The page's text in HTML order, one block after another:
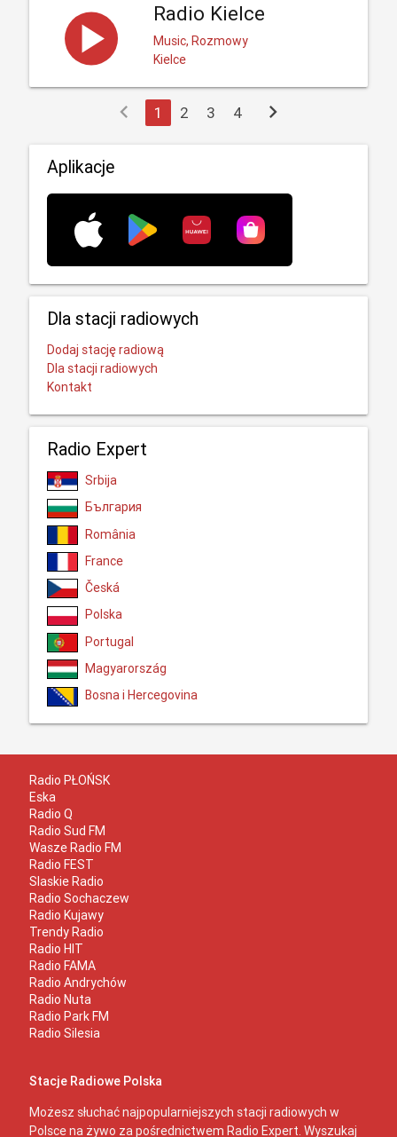
Radio Kielce
Music, Rozmowy
Kielce
chevron_left 1 2 3 4 chevron_right
Aplikacje
Dla stacji radiowych
Dodaj stację radiową
Dla stacji radiowych
Kontakt
Radio Expert
Srbija
България
România
France
Česká
Polska
Portugal
Magyarország
Bosna i Hercegovina
Radio PŁOŃSK
Eska
Radio Q
Radio Sud FM
Wasze Radio FM
Radio FEST
Slaskie Radio
Radio Sochaczew
Radio Kujawy
Trendy Radio
Radio HIT
Radio FAMA
Radio Andrychów
Radio Nuta
Radio Park FM
Radio Silesia
Stacje Radiowe Polska
Możesz słuchać najpopularniejszych stacji radiowych w
Polsce na żywo za pośrednictwem Radio Expert. Wyszukaj